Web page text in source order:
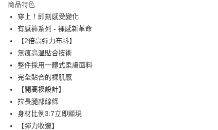
合作金庫商業銀行
華南商業銀行
上海商業儲蓄銀行
國泰世華商業銀行
臺灣中小企業銀行
匯豐（台灣）商業銀行
聯邦商業銀行
元大商業銀行
玉山商業銀行
台新國際商業銀行
台灣樂天信用卡公司
6 期 0 利率 每期
華南商業銀行
上海商業儲蓄銀行
國泰世華商業銀行
臺灣中小企業銀行
匯豐（台灣）商業銀行
聯邦商業銀行
元大商業銀行
玉山商業銀行
台新國際商業銀行
台灣樂天信用卡公司
超商取貨付款
LINE Pay
Apple Pay
街口支付
ATM付款
運送方式
商品特色
穿上！即刻感受變化
有感褲系列 - 裸感新革命
【2倍高彈力布料】
無痕高溫貼合技術
整件採用一體式柔膚面料
完全貼合的裸肌感
【開高衩設計】
拉長腿部線條
身材比例3:7立即顯現
【彈力收邊】